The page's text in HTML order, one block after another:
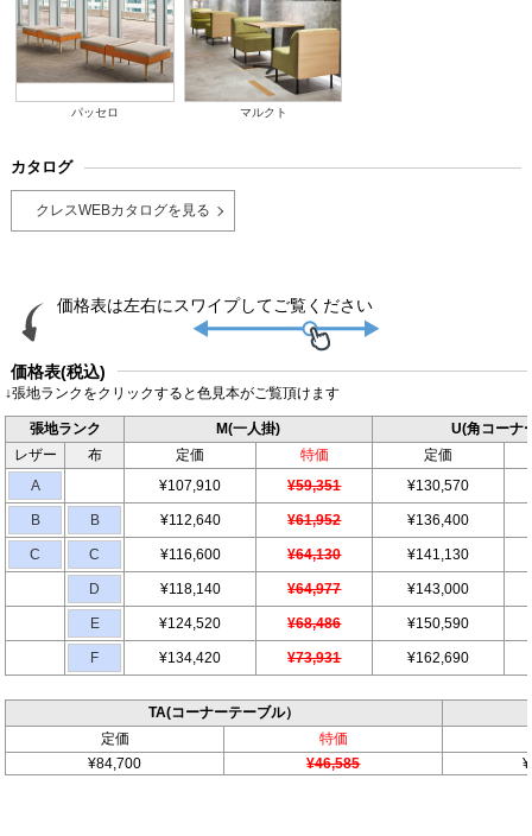
パッセロ マルクト
カタログ
クレスWEBカタログを見る
価格表(税込)
↓張地ランクをクリックすると色見本がご覧頂けます
張地ランク M(一人掛)
U(角コーナ
レザー
布 定価 特価
定価
A
¥107,910 ¥59,351 ¥130,570
B B ¥112,640 ¥61,952 ¥136,400
C C ¥116,600 ¥64,130 ¥141,130
D ¥118,140 ¥64,977 ¥143,000
E ¥124,520 ¥68,486 ¥150,590
F ¥134,420 ¥73,931 ¥162,690
TA(コーナーテーブル）
定価
特価
¥84,700
¥46,585